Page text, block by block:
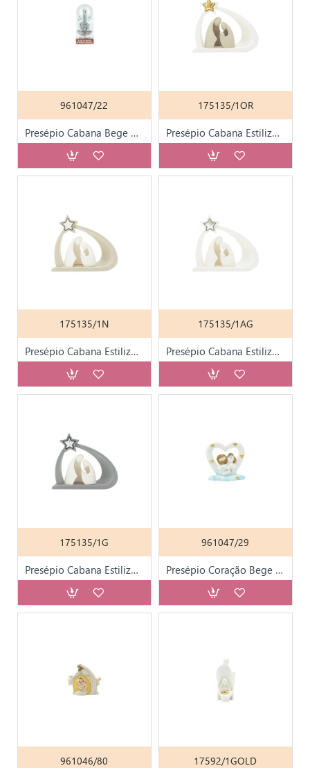
961047/22
Presépio Cabana Bege C/ Dourado 7cm
175135/1OR
Presépio Cabana Estilizado 13x11cm
175135/1N
Presépio Cabana Estilizado 13x11cm
175135/1AG
Presépio Cabana Estilizado 13x11cm
175135/1G
Presépio Cabana Estilizado 13x11cm
961047/29
Presépio Coração Bege C/ Dourado 7cm
961046/80 17592/1GOLD